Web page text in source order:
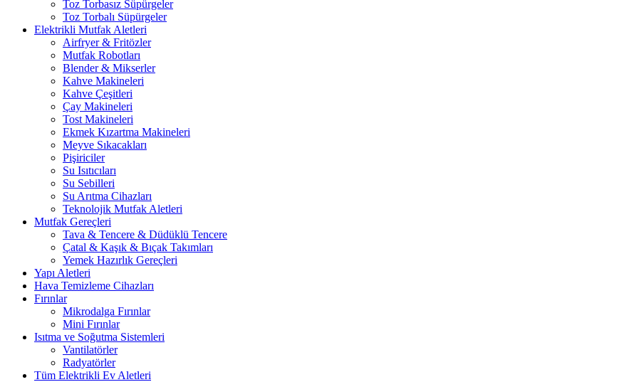
Toz Torbasız Süpürgeler
Toz Torbalı Süpürgeler
Elektrikli Mutfak Aletleri
Airfryer & Fritözler
Mutfak Robotları
Blender & Mikserler
Kahve Makineleri
Kahve Çeşitleri
Çay Makineleri
Tost Makineleri
Ekmek Kızartma Makineleri
Meyve Sıkacakları
Pişiriciler
Su Isıtıcıları
Su Sebilleri
Su Arıtma Cihazları
Teknolojik Mutfak Aletleri
Mutfak Gereçleri
Tava & Tencere & Düdüklü Tencere
Çatal & Kaşık & Bıçak Takımları
Yemek Hazırlık Gereçleri
Yapı Aletleri
Hava Temizleme Cihazları
Fırınlar
Mikrodalga Fırınlar
Mini Fırınlar
Isıtma ve Soğutma Sistemleri
Vantilatörler
Radyatörler
Tüm Elektrikli Ev Aletleri